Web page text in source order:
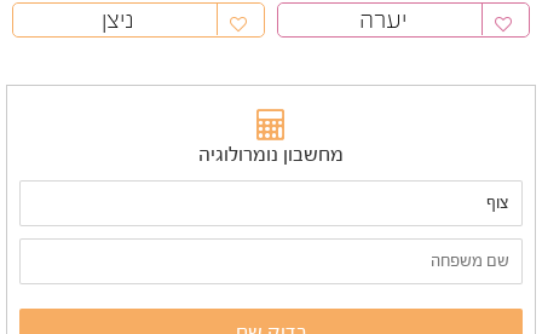
יערה
ניצן
מחשבון נומרולוגיה